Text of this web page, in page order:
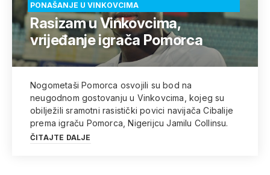
PONAŠANJE U VINKOVCIMA
Rasizam u Vinkovcima,
vrijeđanje igrača Pomorca
Nogometaši Pomorca osvojili su bod na
neugodnom gostovanju u Vinkovcima, kojeg su
obilježili sramotni rasistički povici navijača Cibalije
prema igraču Pomorca, Nigerijcu Jamilu Collinsu.
ČITAJTE DALJE